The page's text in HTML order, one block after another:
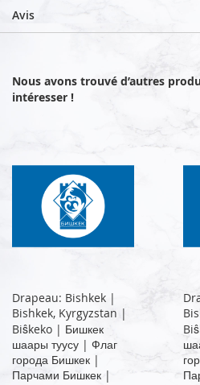
Avis
Nous avons trouvé d’autres
intéresser !
Drapeau: Bishkek |
Bishkek, Kyrgyzstan |
Biŝkeko | Бишкек
шаары туусу | Флаг
города Бишкек |
Парчами Бишкек |